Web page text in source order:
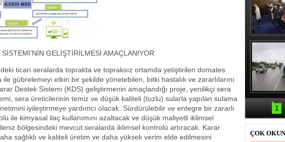
GELİŞTİRİLMESİ AMAÇLANIYOR
ticari seralarda toprakta ve topraksız ortamda yetiştirilen domates
gübrelemeyi etkin bir şekilde yönetebilen, bitki hastalık ve zararlılarını
Destek Sistemi (KDS) geliştirmenin amaçlandığı proje, yenilikçi sera
sera üreticilerinin temiz ve düşük kaliteli (tuzlu) sularla yapılan sulama
iyileştirmeye yardımcı olacak. Sürdürülebilir ve entegre bir zararlı
ile kimyasal ilaç kullanımını azaltacak ve düşük maliyetli iklimsel
bölgesindeki mevcut seralarda iklimsel kontrolü artıracak. Karar
sağlıklı ve kaliteli üretim ve daha yüksek verim elde edilmesini
Erbaş,
Veli
teravih
1
ÇOK